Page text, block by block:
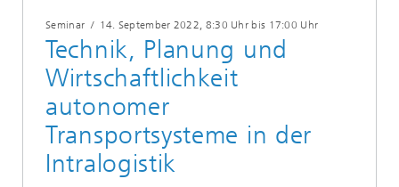
Seminar / 14. September 2022, 8:30 Uhr bis 17:00 Uhr
Technik, Planung und
Wirtschaftlichkeit
autonomer
Transportsysteme in der
Intralogistik